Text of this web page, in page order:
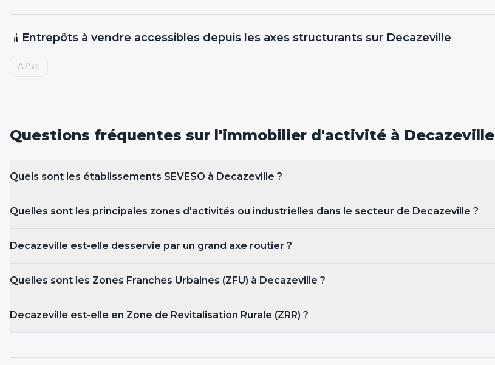
Entrepôts à vendre accessibles depuis les axes structurants sur Decazeville
A75(1)
Questions fréquentes sur l'immobilier d'activité à Decazeville
Quels sont les établissements SEVESO à Decazeville ?
Quelles sont les principales zones d'activités ou industrielles dans le secteur de Decazeville ?
Decazeville est-elle desservie par un grand axe routier ?
Quelles sont les Zones Franches Urbaines (ZFU) à Decazeville ?
Decazeville est-elle en Zone de Revitalisation Rurale (ZRR) ?